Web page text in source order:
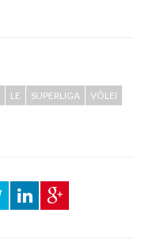
LE SUPERLIGA
VÔLEI